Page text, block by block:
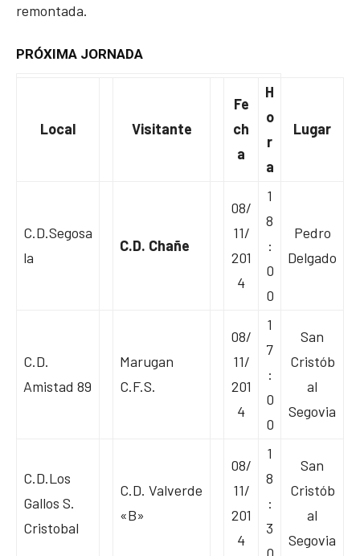
remontada.
PRÓXIMA JORNADA
Local Visitante
Fe
ch
a
H
o
r
a
Lugar
C.D.Segosa
la
C.D. Chañe
08/
11/
201
4
1
8
:
0
0
Pedro
Delgado
C.D.
Amistad 89
Marugan
C.F.S.
08/
11/
201
4
1
7
:
0
0
San
Cristób
al
Segovia
C.D.Los
Gallos S.
Cristobal
C.D. Valverde
«B»
08/
11/
201
4
1
8
:
3
0
San
Cristób
al
Segovia